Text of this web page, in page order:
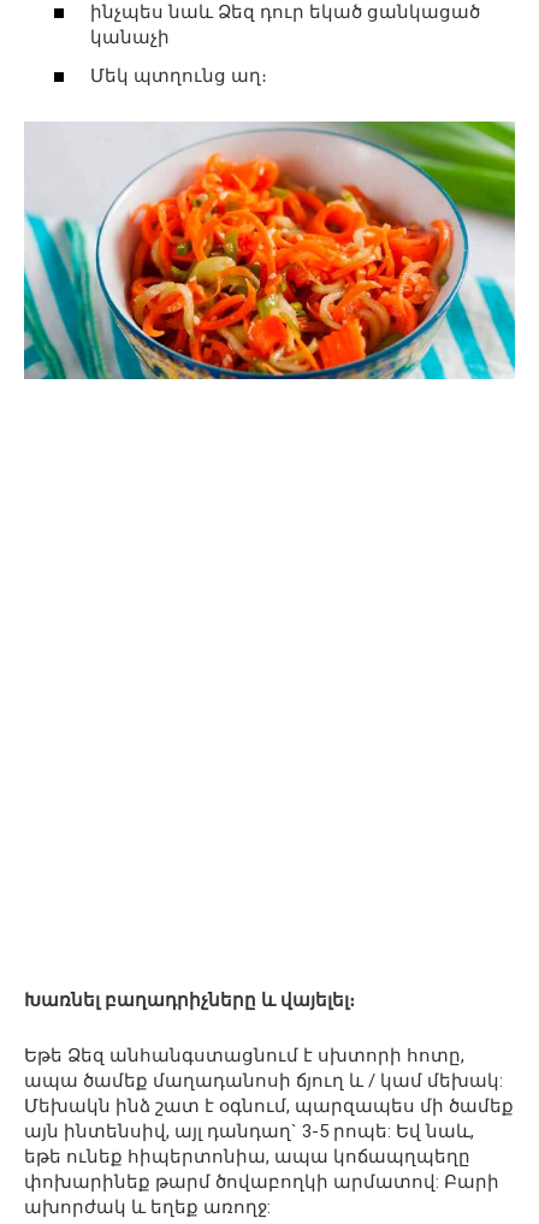
ինչպես նաև Ձեզ դուր եկած ցանկացած
կանաչի
Մեկ պտղունց աղ։
Խառնել բաղադրիչները և վայելել։
Եթե ​​Ձեզ անհանգստացնում է սխտորի հոտը,
ապա ծամեք մաղադանոսի ճյուղ և / կամ մեխակ:
Մեխակն ինձ շատ է օգնում, պարզապես մի ծամեք
այն ինտենսիվ, այլ դանդաղ` 3-5 րոպե: Եվ նաև,
եթե ունեք հիպերտոնիա, ապա կոճապղպեղը
փոխարինեք թարմ ծովաբողկի արմատով: Բարի
ախորժակ և եղեք առողջ: